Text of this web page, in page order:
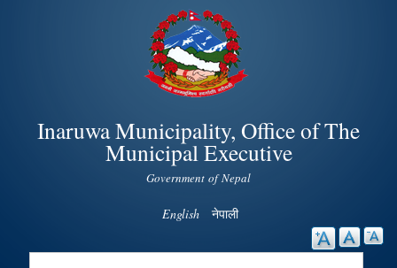
Skip to
main
content
Inaruwa Municipality, Office of The
Municipal Executive
Government of Nepal
English नेपाली
Search